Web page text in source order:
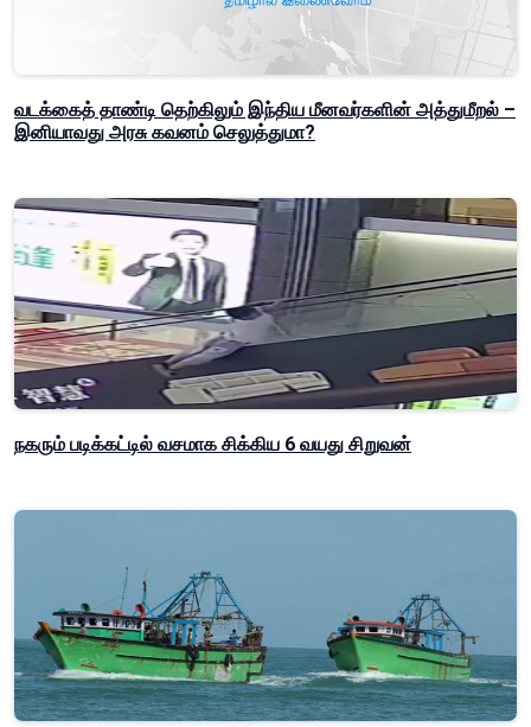
வடக்கைத் தாண்டி தெற்கிலும் இந்திய மீனவர்களின் அத்துமீறல் –
இனியாவது அரசு கவனம் செலுத்துமா?
நகரும் படிக்கட்டில் வசமாக சிக்கிய 6 வயது சிறுவன்